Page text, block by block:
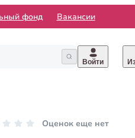
фонд Вакансии
Войти
Оценок еще нет